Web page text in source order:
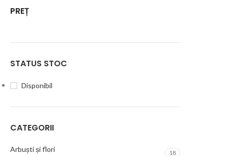
PREȚ
STATUS STOC
Disponibil
CATEGORII
Arbuști și flori 18